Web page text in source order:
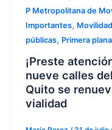
P Metropolitana de
Importantes, Movilidad
públicas, Primera plana
¡Preste
nueve calles
Quito se
vialidad